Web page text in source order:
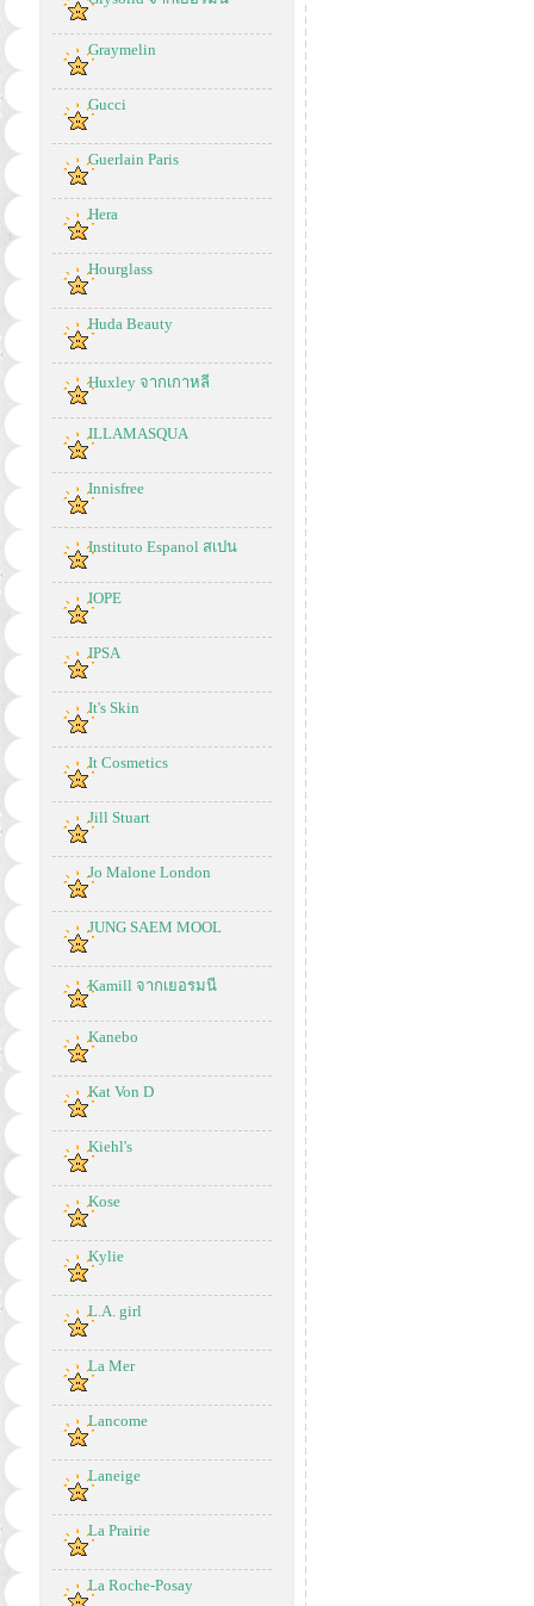
Graymelin
Gucci
Guerlain Paris
Hera
Hourglass
Huda Beauty
Huxley จากเกาหลี
ILLAMASQUA
Innisfree
Instituto Espanol สเปน
IOPE
IPSA
It's Skin
It Cosmetics
Jill Stuart
Jo Malone London
JUNG SAEM MOOL
Kamill จากเยอรมนี
Kanebo
Kat Von D
Kiehl's
Kose
Kylie
L.A. girl
La Mer
Lancome
Laneige
La Prairie
La Roche-Posay